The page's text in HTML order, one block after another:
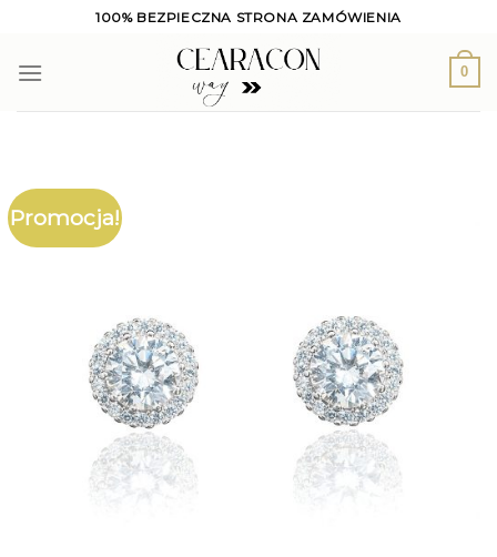
content
100% BEZPIECZNA STRONA ZAMÓWIENIA
0
Promocja!